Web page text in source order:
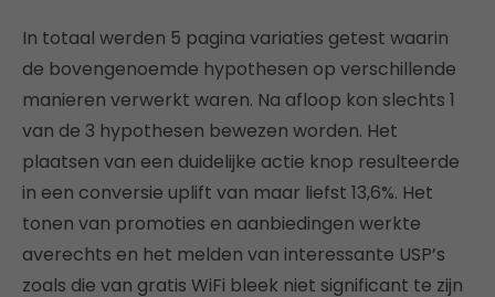
In totaal werden 5 pagina variaties getest waarin
de bovengenoemde hypothesen op verschillende
manieren verwerkt waren. Na afloop kon slechts 1
van de 3 hypothesen bewezen worden. Het
plaatsen van een duidelijke actie knop resulteerde
in een conversie uplift van maar liefst 13,6%. Het
tonen van promoties en aanbiedingen werkte
averechts en het melden van interessante USP’s
zoals die van gratis WiFi bleek niet significant te zijn